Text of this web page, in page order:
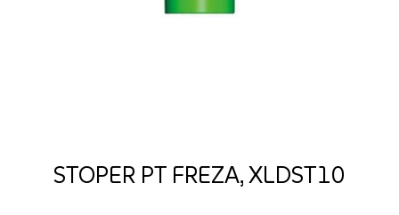
STOPER PT FREZA, XLDST10